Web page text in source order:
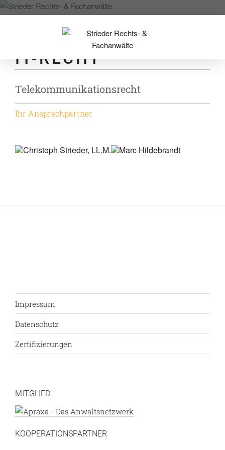
Zum
Inhalt
IT-RECHT
Telekommunikationsrecht
Ihr Ansprechpartner
Christoph Strieder, LL.M. Marc Hildebrandt
Impressum
Datenschutz
Zertifizierungen
MITGLIED
KOOPERATIONSPARTNER